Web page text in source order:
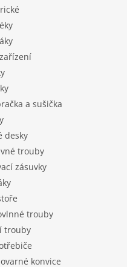
a sušička
desky
trouby
zásuvky
trouby
trouby
konvice